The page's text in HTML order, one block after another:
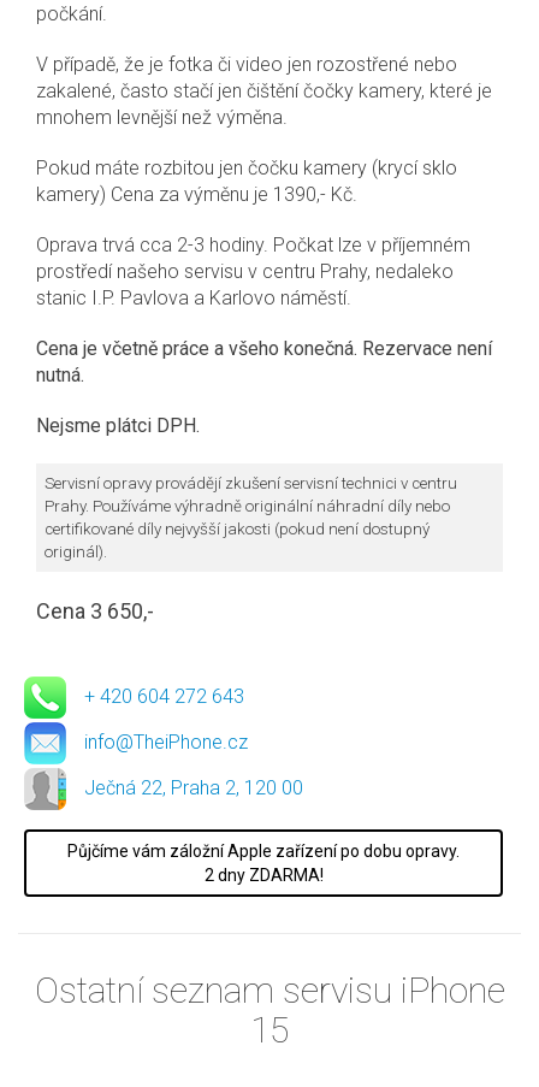
počkání.
V případě, že je fotka či video jen rozostřené nebo
zakalené, často stačí jen čištění čočky kamery, které je
mnohem levnější než výměna.
Pokud máte rozbitou jen čočku kamery (krycí sklo
kamery) Cena za výměnu je 1390,- Kč.
Oprava trvá cca 2-3 hodiny. Počkat lze v příjemném
prostředí našeho servisu v centru Prahy, nedaleko
stanic I.P. Pavlova a Karlovo náměstí.
Cena je včetně práce a všeho konečná. Rezervace není
nutná.
Nejsme plátci DPH.
Servisní opravy provádějí zkušení servisní technici v centru
Prahy. Používáme výhradně originální náhradní díly nebo
certifikované díly nejvyšší jakosti (pokud není dostupný
originál).
Cena 3 650,-
+ 420 604 272 643
info@TheiPhone.cz
Ječná 22, Praha 2, 120 00
Půjčíme vám záložní Apple zařízení po dobu opravy.
2 dny ZDARMA!
Ostatní seznam servisu iPhone
15